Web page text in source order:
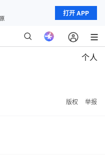
打开 APP
个人
版权 举报